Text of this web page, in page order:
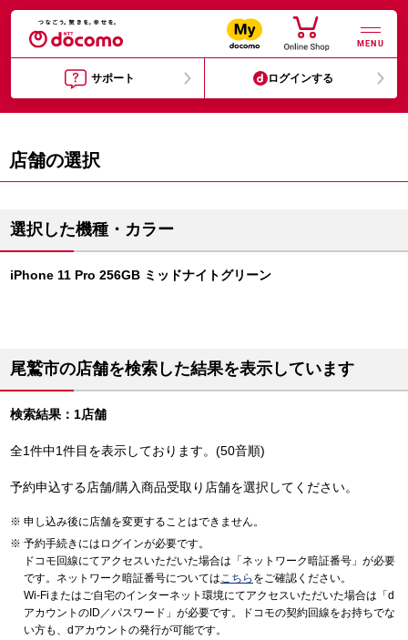
MENU
サポート ログインする
店舗の選択
選択した機種・カラー
iPhone 11 Pro 256GB ミッドナイトグリーン
尾鷲市の店舗を検索した結果を表示しています
検索結果：1店舗
全1件中1件目を表示しております。(50音順)
予約申込する店舗/購入商品受取り店舗を選択してください。
申し込み後に店舗を変更することはできません。
予約手続きにはログインが必要です。
ドコモ回線にてアクセスいただいた場合は「ネットワーク暗証番号」が必要
です。ネットワーク暗証番号についてはこちら をご確認ください。
Wi-Fiまたはご自宅のインターネット環境にてアクセスいただいた場合は「d
アカウントのID／パスワード」が必要です。ドコモの契約回線をお持ちでな
い方も、dアカウントの発行が可能です。